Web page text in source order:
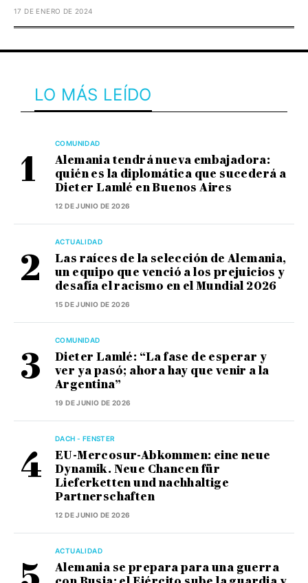
17 DE ENERO DE 2024
LO MÁS LEÍDO
COMUNIDAD
Alemania tendrá nueva embajadora:
quién es la diplomática que sucederá a
Dieter Lamlé en Buenos Aires
12 DE JUNIO DE 2026
ACTUALIDAD
Las raíces de la selección de Alemania,
un equipo que venció a los prejuicios y
desafía el racismo en el Mundial 2026
15 DE JUNIO DE 2026
COMUNIDAD
Dieter Lamlé: “La fase de esperar y
ver ya pasó; ahora hay que venir a la
Argentina”
19 DE JUNIO DE 2026
DACH - FENSTER
EU-Mercosur-Abkommen: eine neue
Dynamik. Neue Chancen für
Lieferketten und nachhaltige
Partnerschaften
12 DE JUNIO DE 2026
ACTUALIDAD
Alemania se prepara para una guerra